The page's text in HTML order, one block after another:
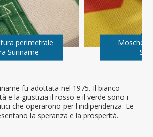
fu adottata nel 1975. Il bianco
e la giustizia il rosso e il verde sono i
che operarono per l'indipendenza. Le
la speranza e la prosperità.
perimetrale
Suriname